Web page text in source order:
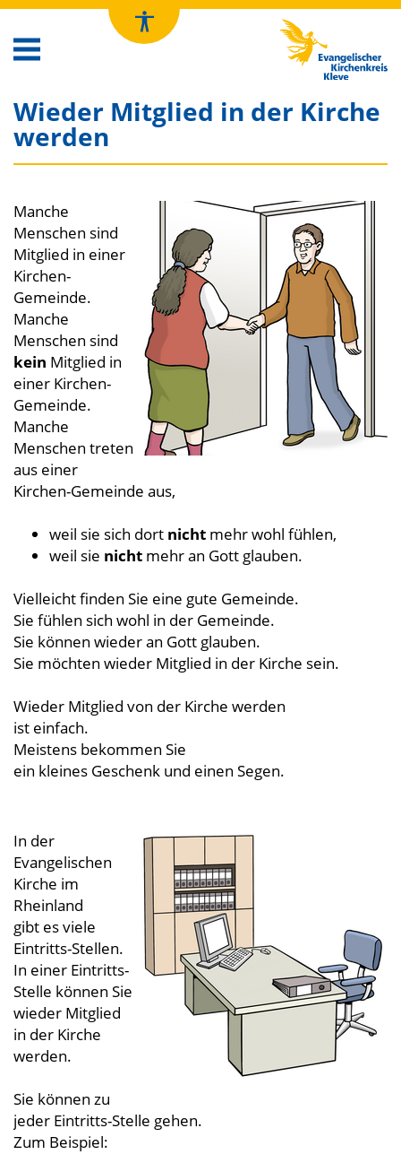
Kirchenkreis Kleve
Wieder Mitglied in der Kirche
werden
Manche
Menschen sind
Mitglied in einer
Kirchen-
Gemeinde.
Manche
Menschen sind
kein Mitglied in
einer Kirchen-
Gemeinde.
Manche
Menschen treten
aus einer
Kirchen-Gemeinde aus,
weil sie sich dort nicht mehr wohl fühlen,
weil sie nicht mehr an Gott glauben.
Vielleicht finden Sie eine gute Gemeinde.
Sie fühlen sich wohl in der Gemeinde.
Sie können wieder an Gott glauben.
Sie möchten wieder Mitglied in der Kirche sein.
Wieder Mitglied von der Kirche werden
ist einfach.
Meistens bekommen Sie
ein kleines Geschenk und einen Segen.
In der
Evangelischen
Kirche im
Rheinland
gibt es viele
Eintritts-Stellen.
In einer Eintritts-
Stelle können Sie
wieder Mitglied
in der Kirche
werden.
Sie können zu
jeder Eintritts-Stelle gehen.
Zum Beispiel: